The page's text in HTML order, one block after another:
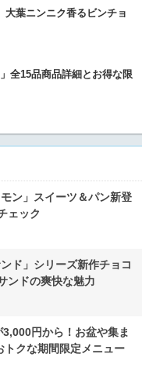
大葉ニンニク香るビンチョ
全15品商品詳細とお得な限
ン」スイーツ＆パン新登
ェック
ド」シリーズ新作チョコ
ンドの爽快な魅力
円から！お盆や集ま
トクな期間限定メニュー